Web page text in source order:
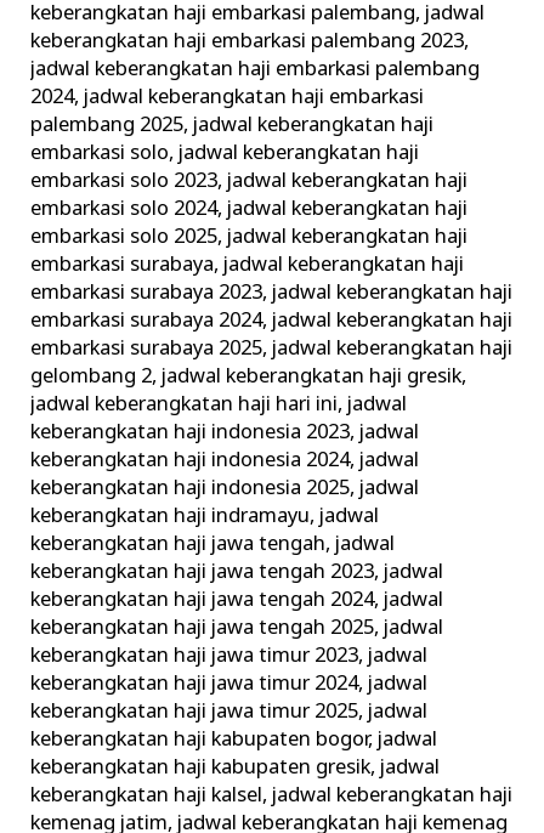
keberangkatan haji embarkasi palembang, jadwal
keberangkatan haji embarkasi palembang 2023,
jadwal keberangkatan haji embarkasi palembang
2024, jadwal keberangkatan haji embarkasi
palembang 2025, jadwal keberangkatan haji
embarkasi solo, jadwal keberangkatan haji
embarkasi solo 2023, jadwal keberangkatan haji
embarkasi solo 2024, jadwal keberangkatan haji
embarkasi solo 2025, jadwal keberangkatan haji
embarkasi surabaya, jadwal keberangkatan haji
embarkasi surabaya 2023, jadwal keberangkatan haji
embarkasi surabaya 2024, jadwal keberangkatan haji
embarkasi surabaya 2025, jadwal keberangkatan haji
gelombang 2, jadwal keberangkatan haji gresik,
jadwal keberangkatan haji hari ini, jadwal
keberangkatan haji indonesia 2023, jadwal
keberangkatan haji indonesia 2024, jadwal
keberangkatan haji indonesia 2025, jadwal
keberangkatan haji indramayu, jadwal
keberangkatan haji jawa tengah, jadwal
keberangkatan haji jawa tengah 2023, jadwal
keberangkatan haji jawa tengah 2024, jadwal
keberangkatan haji jawa tengah 2025, jadwal
keberangkatan haji jawa timur 2023, jadwal
keberangkatan haji jawa timur 2024, jadwal
keberangkatan haji jawa timur 2025, jadwal
keberangkatan haji kabupaten bogor, jadwal
keberangkatan haji kabupaten gresik, jadwal
keberangkatan haji kalsel, jadwal keberangkatan haji
kemenag jatim, jadwal keberangkatan haji kemenag